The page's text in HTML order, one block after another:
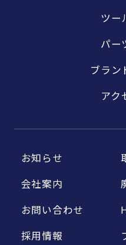
ツー
パー
ブラン
アク
お知らせ
会社案内
お問い合わせ
採用情報